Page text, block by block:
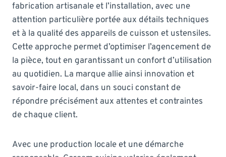
fabrication artisanale et l’installation, avec une
attention particulière portée aux détails techniques
et à la qualité des appareils de cuisson et ustensiles.
Cette approche permet d’optimiser l’agencement de
la pièce, tout en garantissant un confort d’utilisation
au quotidien. La marque allie ainsi innovation et
savoir-faire local, dans un souci constant de
répondre précisément aux attentes et contraintes
de chaque client.
Avec une production locale et une démarche